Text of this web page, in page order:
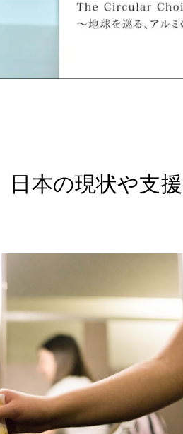
日本の現状や支